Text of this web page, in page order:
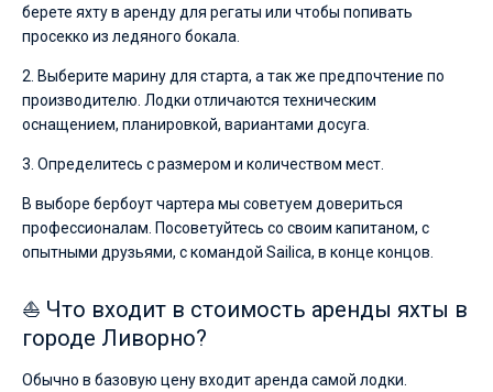
берете яхту в аренду для регаты или чтобы попивать
просекко из ледяного бокала.
2. Выберите марину для старта, а так же предпочтение по
производителю. Лодки отличаются техническим
оснащением, планировкой, вариантами досуга.
3. Определитесь с размером и количеством мест.
В выборе бербоут чартера мы советуем довериться
профессионалам. Посоветуйтесь со своим капитаном, с
опытными друзьями, с командой Sailica, в конце концов.
⛵ Что входит в стоимость аренды яхты в
городе Ливорно?
Обычно в базовую цену входит аренда самой лодки.